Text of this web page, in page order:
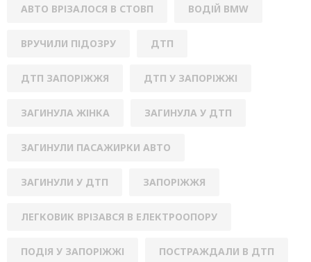
АВТО ВРІЗАЛОСЯ В СТОВП ВОДІЙ BMW
ВРУЧИЛИ ПІДОЗРУ ДТП
ДТП ЗАПОРІЖЖЯ ДТП У ЗАПОРІЖЖІ
ЗАГИНУЛА ЖІНКА ЗАГИНУЛА У ДТП
ЗАГИНУЛИ ПАСАЖИРКИ АВТО
ЗАГИНУЛИ У ДТП ЗАПОРІЖЖЯ
ЛЕГКОВИК ВРІЗАВСЯ В ЕЛЕКТРООПОРУ
ПОДІЯ У ЗАПОРІЖЖІ ПОСТРАЖДАЛИ В ДТП